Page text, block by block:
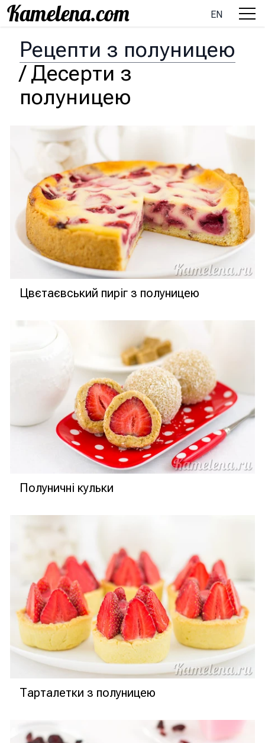
EN
Рецепти з полуницею
/Десерти з
полуницею
Цвєтаєвський пиріг з полуницею
Полуничні кульки
Тарталетки з полуницею